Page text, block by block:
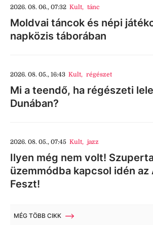
2026. 08. 06., 07:32 Kult, tánc
Moldvai táncok és népi
napközis táborában
2026. 08. 05., 16:43 Kult, régészet
Mi a teendő, ha régészeti
Dunában?
2026. 08. 05., 07:45 Kult, jazz
Ilyen még nem volt!
üzemmódba kapcsol idén az
Feszt!
MÉG TÖBB CIKK